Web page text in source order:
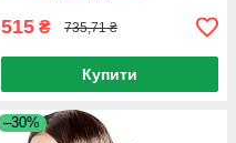
515 ₴ 735,71 ₴
Купити
–30%